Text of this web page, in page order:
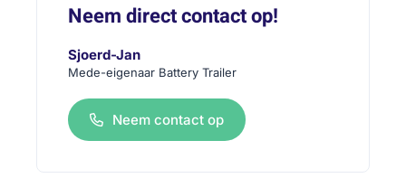
Neem direct contact op!
Sjoerd-Jan
Mede-eigenaar Battery Trailer
Neem contact op